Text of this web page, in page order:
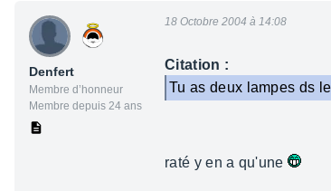
Denfert
Membre d’honneur
Membre depuis 24 ans
18 Octobre 2004 à 14:08
Citation :
Tu as deux lampes ds
raté y en a qu'une